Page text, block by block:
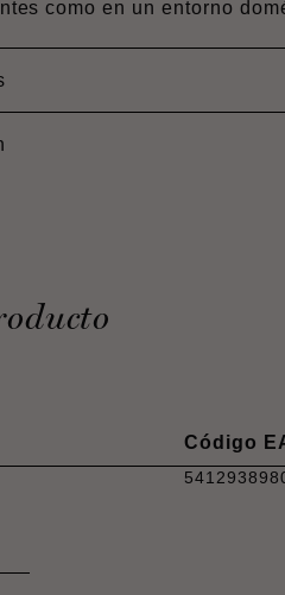
como en un entorno
Código